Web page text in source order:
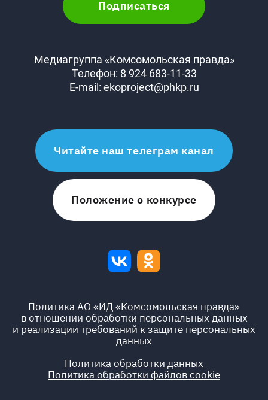
Подписаться
Медиагруппа «Комсомольская правда»
Телефон: 8 924 683-11-33
E-mail: ekoproject@phkp.ru
Читайте наш телеграм канал
Положение о конкурсе
Политика АО «ИД «Комсомольская правда»
в отношении обработки персональных данных
и реализации требований к защите персональных
данных
Политика обработки данных
Политика обработки файлов cookie